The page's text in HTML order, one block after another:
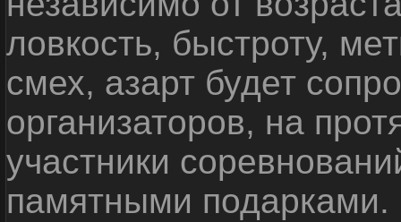
ловкость, быстроту,
смех, азарт будет
организаторов, на
участники
памятными подарками.